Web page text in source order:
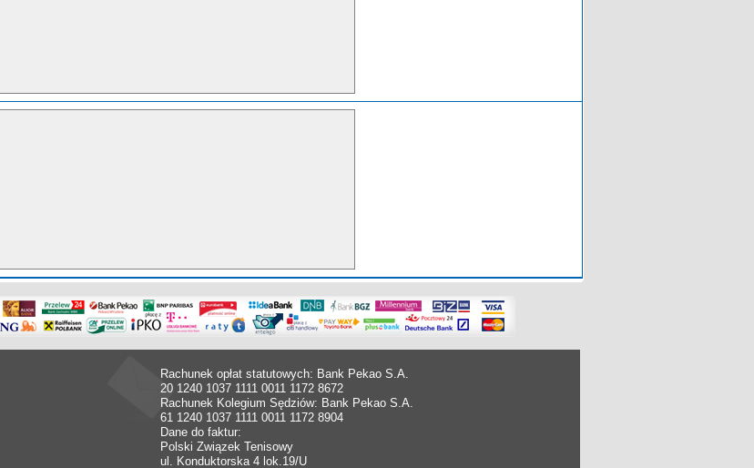
Rachunek opłat statutowych: Bank Pekao S.A.
20 1240 1037 1111 0011 1172 8672
Rachunek Kolegium Sędziów: Bank Pekao S.A.
61 1240 1037 1111 0011 1172 8904
Dane do faktur:
Polski Związek Tenisowy
ul. Konduktorska 4 lok.19/U